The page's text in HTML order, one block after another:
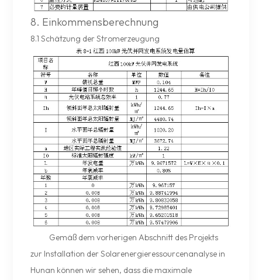
8. Einkommensberechnung
8.1 Schätzung der Stromerzeugung
Gemäß dem vorherigen Abschnitt des Projekts
zur Installation der Solarenergieressourcenanalyse in
Hunan können wir sehen, dass die maximale